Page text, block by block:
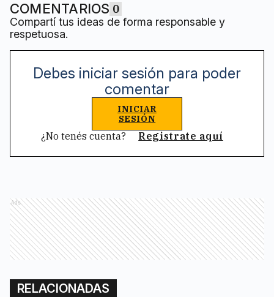
COMENTARIOS 0
Compartí tus ideas de forma responsable y
respetuosa.
Debes iniciar sesión para poder
comentar
INICIAR
SESIÓN
¿No tenés cuenta? Registrate aquí
Ads
RELACIONADAS